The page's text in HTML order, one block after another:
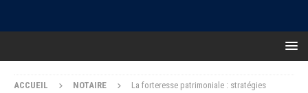
ACCUEIL NOTAIRE
La forteresse patrimoniale : stratégies